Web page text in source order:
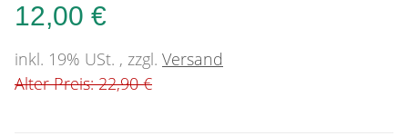
12,00 €
inkl. 19% USt. , zzgl. Versand
Alter Preis: 22,90 €